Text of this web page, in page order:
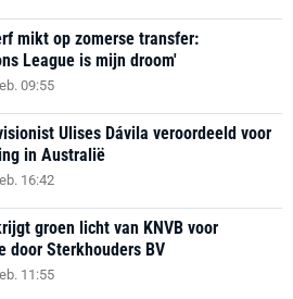
mikt op zomerse transfer:
League is mijn droom'
09:55
Ulises Dávila veroordeeld voor
in Australië
16:42
groen licht van KNVB voor
door Sterkhouders BV
11:55